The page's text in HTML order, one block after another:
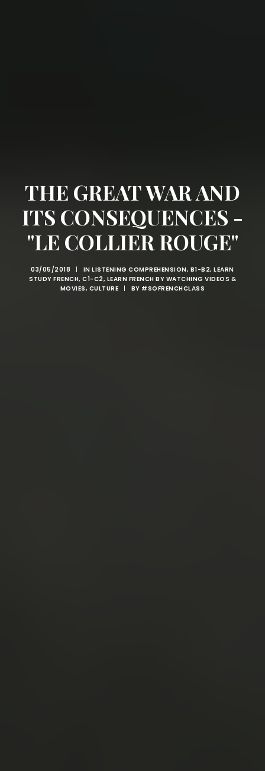
THE GREAT WAR AND
ITS CONSEQUENCES -
"LE COLLIER ROUGE"
03/05/2018 | INLISTENING COMPREHENSION, B1-B2,LEARN
STUDY FRENCH, C1-C2, LEARN FRENCH BY WATCHING VIDEOS &
MOVIES, CULTURE | BY #SOFRENCHCLASS